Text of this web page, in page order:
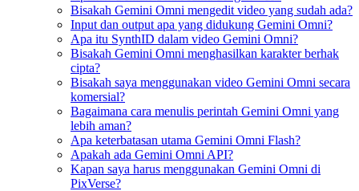
Bisakah Gemini Omni mengedit video yang sudah ada?
Input dan output apa yang didukung Gemini Omni?
Apa itu SynthID dalam video Gemini Omni?
Bisakah Gemini Omni menghasilkan karakter berhak
cipta?
Bisakah saya menggunakan video Gemini Omni secara
komersial?
Bagaimana cara menulis perintah Gemini Omni yang
lebih aman?
Apa keterbatasan utama Gemini Omni Flash?
Apakah ada Gemini Omni API?
Kapan saya harus menggunakan Gemini Omni di
PixVerse?